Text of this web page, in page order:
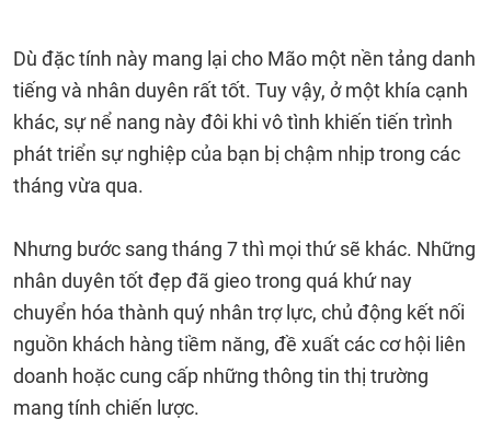
Dù đặc tính này mang lại cho Mão một nền tảng danh
tiếng và nhân duyên rất tốt. Tuy vậy, ở một khía cạnh
khác, sự nể nang này đôi khi vô tình khiến tiến trình
phát triển sự nghiệp của bạn bị chậm nhịp trong các
tháng vừa qua.
Nhưng bước sang tháng 7 thì mọi thứ sẽ khác. Những
nhân duyên tốt đẹp đã gieo trong quá khứ nay
chuyển hóa thành quý nhân trợ lực, chủ động kết nối
nguồn khách hàng tiềm năng, đề xuất các cơ hội liên
doanh hoặc cung cấp những thông tin thị trường
mang tính chiến lược.